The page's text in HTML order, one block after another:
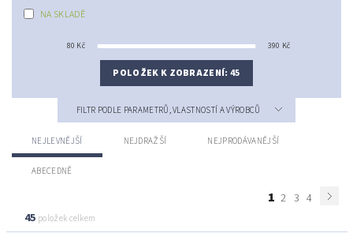
NA SKLADĚ
80 Kč 390 Kč
POLOŽEK K ZOBRAZENÍ:45
FILTR PODLE PARAMETRŮ, VLASTNOSTÍ A VÝROBCŮ
NEJLEVNĚJŠÍ NEJDRAŽŠÍ NEJPRODÁVANĚJŠÍ
ABECEDNĚ
1 2 3 4
45 položek celkem